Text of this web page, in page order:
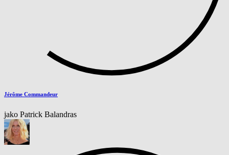
Jérôme Commandeur
jako Patrick Balandras